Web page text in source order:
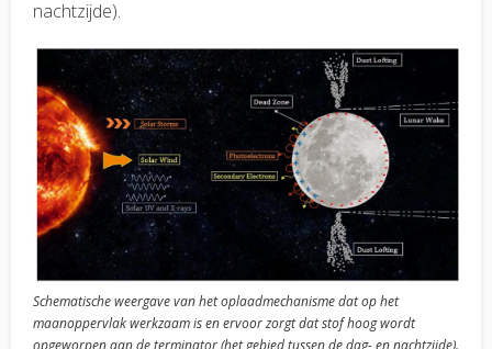
nachtzijde).
Schematische weergave van het oplaadmechanisme dat op het
maanoppervlak werkzaam is en ervoor zorgt dat stof hoog wordt
opgeworpen aan de terminator (het gebied tussen de dag- en nachtzijde).